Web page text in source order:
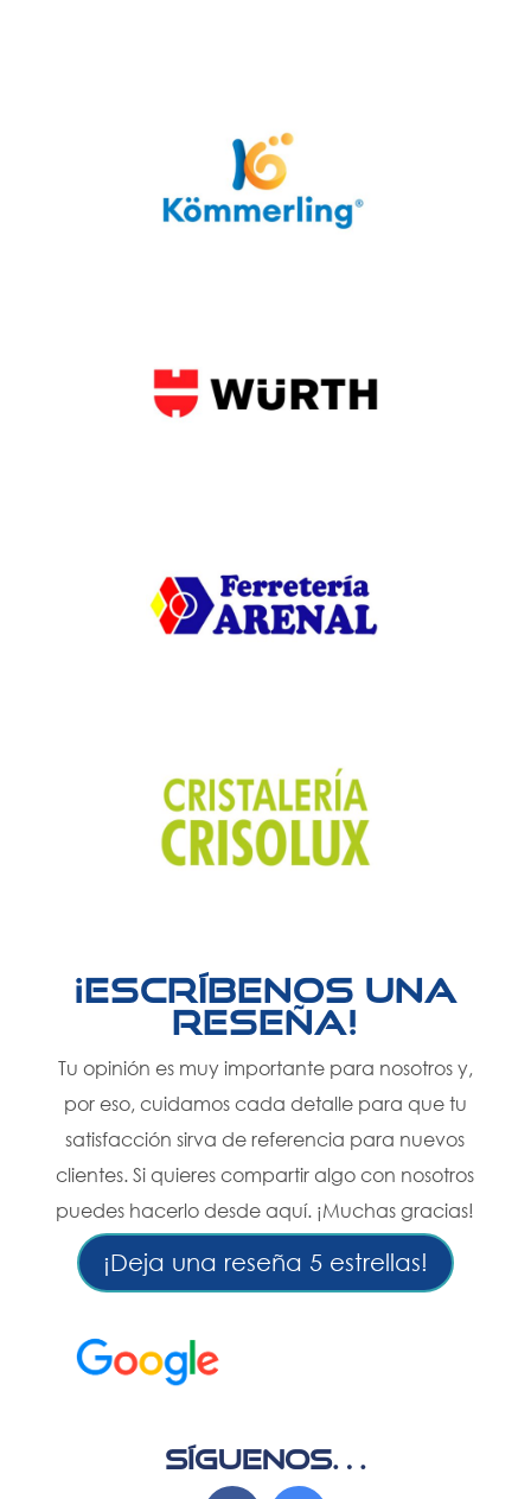
¡Escríbenos una
reseña!
Tu opinión es muy importante para nosotros y,
por eso, cuidamos cada detalle para que tu
satisfacción sirva de referencia para nuevos
clientes. Si quieres compartir algo con nosotros
puedes hacerlo desde aquí. ¡Muchas gracias!
¡Deja una reseña 5 estrellas!
SÍGUENOS…